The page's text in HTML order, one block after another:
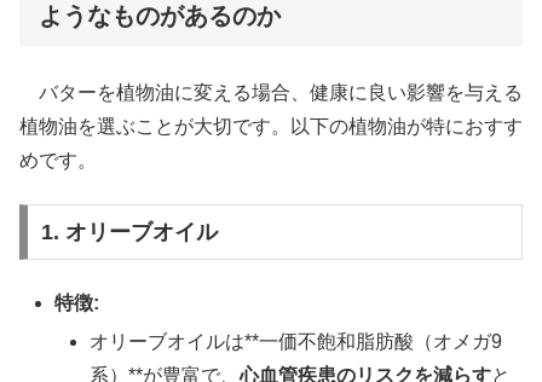
ようなものがあるのか
バターを植物油に変える場合、健康に良い影響を与える
植物油を選ぶことが大切です。以下の植物油が特におすす
めです。
1. オリーブオイル
特徴:
オリーブオイルは**一価不飽和脂肪酸（オメガ9
系）**が豊富で、心血管疾患のリスクを減らすと